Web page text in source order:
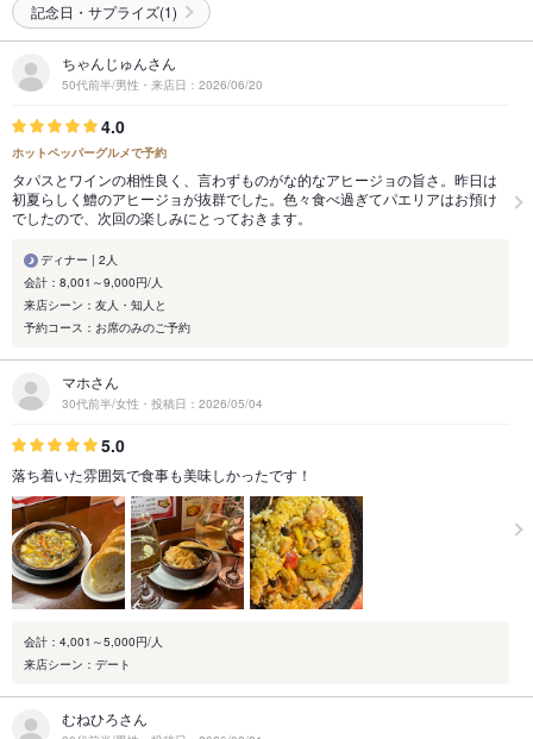
記念日・サプライズ(1)
ちゃんじゅんさん
50代前半/男性・来店日：2026/06/20
4.0
ホットペッパーグルメで予約
タパスとワインの相性良く、言わずものがな的なアヒージョの旨さ。昨日は
初夏らしく鱧のアヒージョが抜群でした。色々食べ過ぎてパエリアはお預け
でしたので、次回の楽しみにとっておきます。
ディナー | 2人
会計：8,001～9,000円/人
来店シーン：友人・知人と
予約コース：お席のみのご予約
マホさん
30代前半/女性・投稿日：2026/05/04
5.0
落ち着いた雰囲気で食事も美味しかったです！
会計：4,001～5,000円/人
来店シーン：デート
むねひろさん